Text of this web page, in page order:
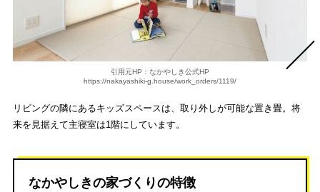
引用元HP：なかやしき公式HP
https://nakayashiki-g.house/work_orders/1119/
リビングの隣にあるキッズスペースは、取り外しが可能な置き畳。将
来を見据えて主寝室は1階にしています。
なかやしきの家づくりの特徴